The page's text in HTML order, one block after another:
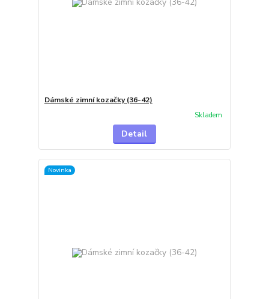
Dámské zimní kozačky (36-42)
Skladem
Detail
Novinka